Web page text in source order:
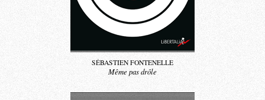
SÉBASTIEN FONTENELLE
Même pas drôle